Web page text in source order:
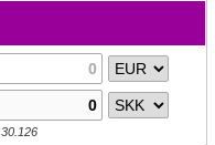
30.126